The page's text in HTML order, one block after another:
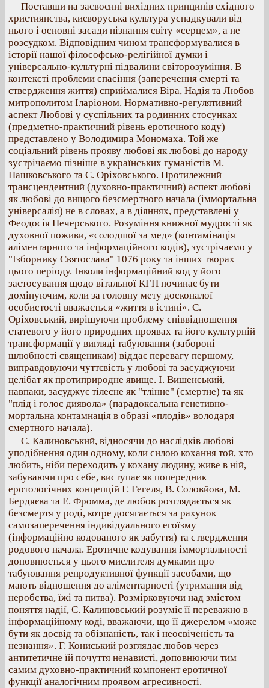
Поставши на засвоєнні вихідних принципів східного
християнства, києворуська культура успадкували від
нього і основні засади пізнання світу «серцем», а не
розсудком. Відповідним чином трансформувалися в
історії нашої філософсько-релігійної думки і
універсально-культурні підвалини світорозуміння. В
контексті проблеми спасіння (заперечення смерті та
ствердження життя) сприймалися Віра, Надія та Любов
митрополитом Іларіоном. Нормативно-регулятивний
аспект Любові у суспільних та родинних стосунках
(предметно-практичний рівень еротичного коду)
представлено у Володимира Мономаха. Той же
соціальний рівень прояву любові як любові до народу
зустрічаємо пізніше в українських гуманістів М.
Пашковського та С. Оріховського. Протилежний
трансцендентний (духовно-практичний) аспект любові
як любові до вищого безсмертного начала (іммортальна
універсалія) не в словах, а в діяннях, представлені у
Феодосія Печерського. Розуміння книжної мудрості як
духовної поживи, «солодшої за мед» (контамінація
аліментарного та інформаційного кодів), зустрічаємо у
"Ізборнику Святослава" 1076 року та інших творах
цього періоду. Інколи інформаційний код у його
застосування щодо вітальної КГП починає бути
домінуючим, коли за головну мету досконалої
особистості вважається «життя в істині». С.
Оріховський, вирішуючи проблему співвідношення
статевого у його природних проявах та його культурній
трансформації у вигляді табуювання (забороні
шлюбності священикам) віддає перевагу першому,
виправдовуючи чуттєвість у любові та засуджуючи
целібат як протиприродне явище. І. Вишенський,
навпаки, засуджує тілесне як "тлінне" (смертне) та як
"плід і голос диявола» (парадоксальна генетивно-
мортальна контамнація в образі «плодів» володаря
смертного начала).
С. Калиновський, відносячи до наслідків любові
уподібнення один одному, коли силою кохання той, хто
любить, ніби переходить у кохану людину, живе в ній,
забуваючи про себе, виступає як попередник
еротологічних концепцій Г. Гегеля, В. Соловйова, М.
Бердяєва та Е. Фромма, де любов розглядається як
безсмертя у роді, котре досягається за рахунок
самозаперечення індивідуального егоїзму
(інформаційно кодованого як забуття) та ствердження
родового начала. Еротичне кодування іммортальності
доповнюється у цього мислителя думками про
табуювання репродуктивної функції засобами, що
мають відношення до аліментарності (утримання від
неробства, їжі та питва). Розмірковуючи над змістом
поняття надії, С. Калиновський розуміє її переважно в
інформаційному коді, вважаючи, що її джерелом «може
бути як досвід та обізнаність, так і неосвіченість та
незнання». Г. Кониський розглядає любов через
антитетичне їй почуття ненависті, доповнюючи тим
самим духовно-практичний компонент еротичної
функції аналогічним проявом агресивності.